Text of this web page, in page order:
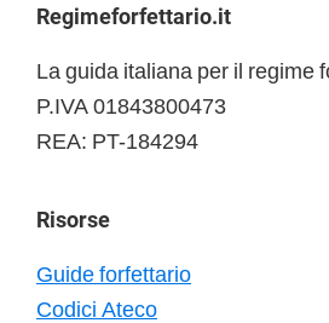
Footer
Regimeforfettario.it
La guida italiana per il regime
P.IVA 01843800473
REA: PT-184294
Risorse
Guide forfettario
Codici Ateco